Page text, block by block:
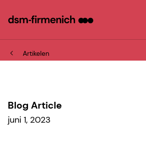
Artikelen
Blog Article
juni 1, 2023